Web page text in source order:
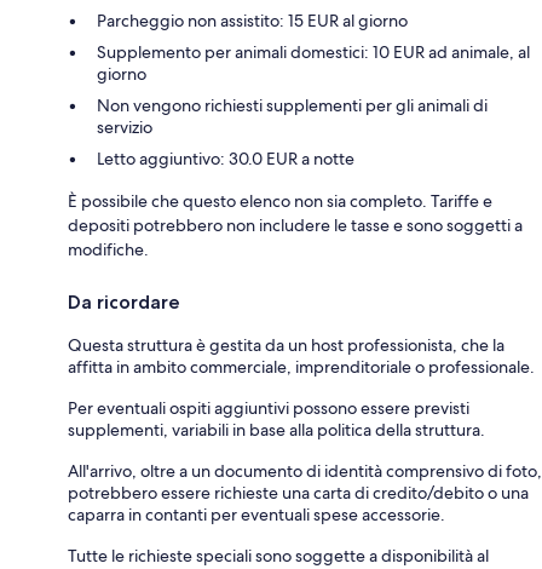
Parcheggio non assistito: 15 EUR al giorno
Supplemento per animali domestici: 10 EUR ad animale, al
giorno
Non vengono richiesti supplementi per gli animali di
servizio
Letto aggiuntivo: 30.0 EUR a notte
È possibile che questo elenco non sia completo. Tariffe e
depositi potrebbero non includere le tasse e sono soggetti a
modifiche.
Da ricordare
Questa struttura è gestita da un host professionista, che la
affitta in ambito commerciale, imprenditoriale o professionale.
Per eventuali ospiti aggiuntivi possono essere previsti
supplementi, variabili in base alla politica della struttura.
All'arrivo, oltre a un documento di identità comprensivo di foto,
potrebbero essere richieste una carta di credito/debito o una
caparra in contanti per eventuali spese accessorie.
Tutte le richieste speciali sono soggette a disponibilità al